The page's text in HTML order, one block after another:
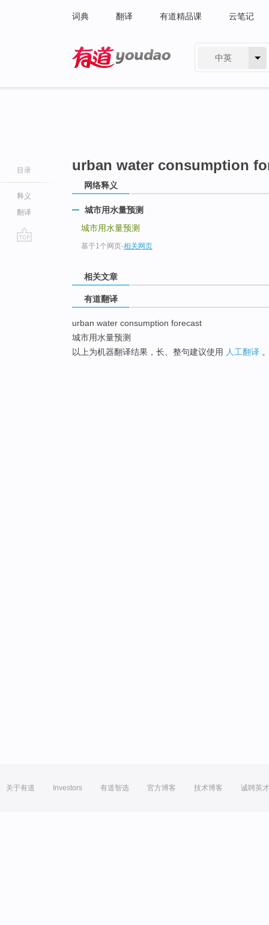
词典 翻译 有道精品课 云笔记
中英
目录
释义
翻译
urban water consumption
网络释义
城市用水量预测
城市用水量预测
基于1个网页-相关网页
相关文章
有道翻译
urban water consumption forecast
城市用水量预测
以上为机器翻译结果，长、整句建议使用 人工翻译
关于有道 Investors 有道智选 官方博客 技术博客 诚聘英才